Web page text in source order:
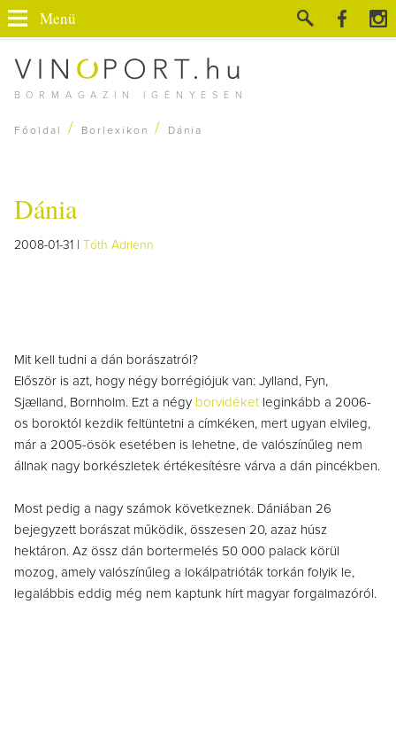
BORMAGAZIN IGÉNYESEN
Menü
Főoldal / Borlexikon / Dánia
Dánia
2008-01-31 | Tóth Adrienn
Mit kell tudni a dán borászatról?
Először is azt, hogy négy borrégiójuk van: Jylland, Fyn,
Sjælland, Bornholm. Ezt a négy borvidéket leginkább a 2006-
os boroktól kezdik feltüntetni a címkéken, mert ugyan elvileg,
már a 2005-ösök esetében is lehetne, de valószínűleg nem
állnak nagy borkészletek értékesítésre várva a dán pincékben.
Most pedig a nagy számok következnek. Dániában 26
bejegyzett borászat működik, összesen 20, azaz húsz
hektáron. Az össz dán bortermelés 50 000 palack körül
mozog, amely valószínűleg a lokálpatrióták torkán folyik le,
legalábbis eddig még nem kaptunk hírt magyar forgalmazóról.